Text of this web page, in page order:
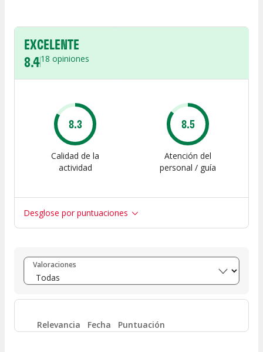
EXCELENTE
8.418 opiniones
8.3
Calidad de la
actividad
8.5
Atención del
personal / guía
Desglose por puntuaciones
Entre 8 y 10 (13)
Entre 6 y 8 (2)
Entre 4 y 6 2
Valoraciones
Relevancia Fecha Puntuación